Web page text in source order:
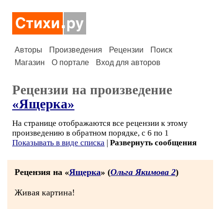
Авторы Произведения Рецензии
Поиск
Магазин
О портале Вход для авторов
Рецензии на произведение
«Ящерка»
На странице отображаются все рецензии к этому
произведению в обратном порядке, с 6 по 1
Показывать в виде списка | Развернуть сообщения
Рецензия на «Ящерка» (Ольга Якимова 2)
Живая картина!